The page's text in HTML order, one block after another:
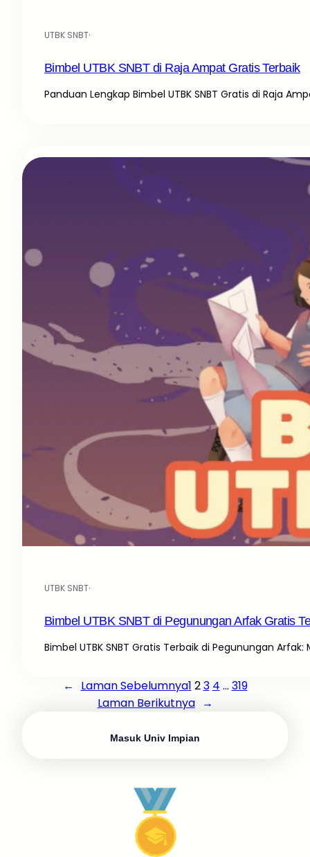
UTBK SNBT·
Bimbel UTBK SNBT di Raja Ampat Gratis Terbaik
Panduan Lengkap Bimbel UTBK SNBT Gratis di Raja
UTBK SNBT·
Bimbel UTBK SNBT di Pegunungan Arfak Gratis
Bimbel UTBK SNBT Gratis Terbaik di Pegunungan
← Laman Sebelumnya1 23 4 … 319
Laman Berikutnya →
Masuk Univ Impian